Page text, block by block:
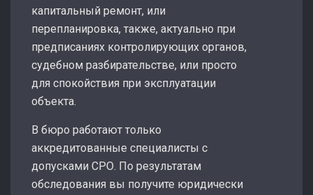
капитальный ремонт, или
перепланировка, также, актуально при
предписаниях контролирующих органов,
судебном разбирательстве, или просто
для спокойствия при эксплуатации
объекта.
В бюро работают только
аккредитованные специалисты с
допусками СРО. По результатам
обследования вы получите юридически